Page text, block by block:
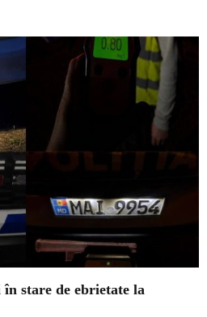
stare de ebrietate la